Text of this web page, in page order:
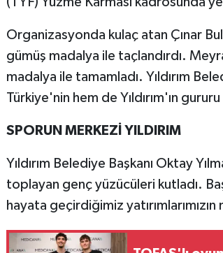
Organizasyonda kulaç atan Çınar
gümüş madalya ile taçlandırdı.
madalya ile tamamladı. Yıldırım
Türkiye'nin hem de Yıldırım'ın
SPORUN MERKEZİ YILDIRIM
Yıldırım Belediye Başkanı Oktay
toplayan genç yüzücüleri kutladı.
hayata geçirdiğimiz